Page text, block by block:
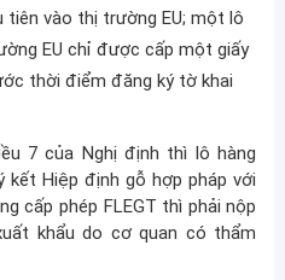
tiên vào thị trường EU; một lô
EU chỉ được cấp một giấy
thời điểm đăng ký tờ khai
7 của Nghị định thì lô hàng
kết Hiệp định gỗ hợp pháp với
cấp phép FLEGT thì phải nộp
khẩu do cơ quan có thẩm